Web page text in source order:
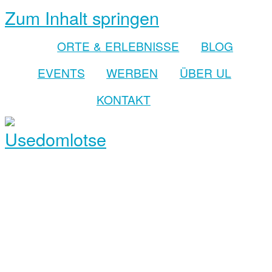
Zum Inhalt springen
ORTE & ERLEBNISSE
BLOG
EVENTS
WERBEN
ÜBER UL
KONTAKT